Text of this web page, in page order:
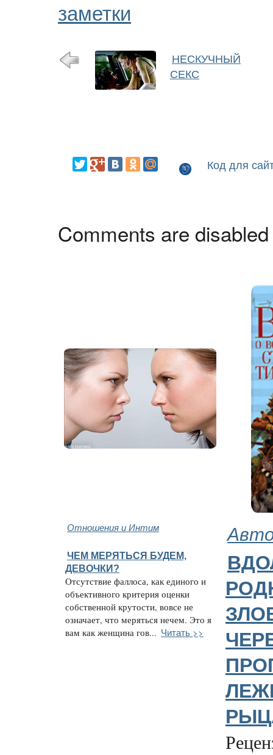
заметки
НЕСКУЧНЫЙ
СЕКС
Код для
Comments are disabled
Отношения и Интим
ЧЕМ МЕРЯТЬСЯ БУДЕМ,
ДЕВОЧКИ?
Отсутствие фаллоса, как единого и
объективного критерия оценки
собственной крутости, вовсе не
означает, что меряться нечем. Это я
вам как женщина гов... Читать >>